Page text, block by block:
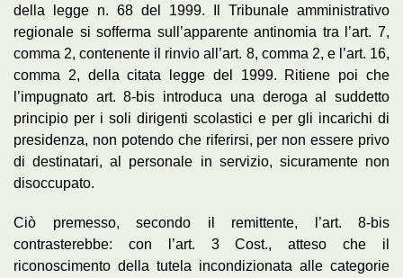
della legge n. 68 del 1999. Il Tribunale amministrativo
regionale si sofferma sull’apparente antinomia tra l’art. 7,
comma 2, contenente il rinvio all’art. 8, comma 2, e l’art. 16,
comma 2, della citata legge del 1999. Ritiene poi che
l’impugnato art. 8-bis introduca una deroga al suddetto
principio per i soli dirigenti scolastici e per gli incarichi di
presidenza, non potendo che riferirsi, per non essere privo
di destinatari, al personale in servizio, sicuramente non
disoccupato.
Ciò premesso, secondo il remittente, l’art. 8-bis
contrasterebbe: con l’art. 3 Cost., atteso che il
riconoscimento della tutela incondizionata alle categorie